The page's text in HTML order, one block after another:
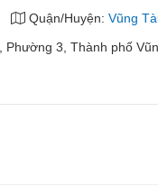
Quận/Huyện: Vũng
Phường 3, Thành phố